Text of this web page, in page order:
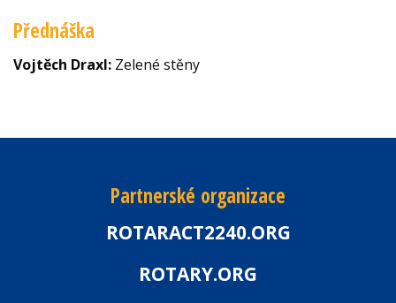
Přednáška
Vojtěch Draxl: Zelené stěny
Partnerské organizace
ROTARACT2240.ORG
ROTARY.ORG